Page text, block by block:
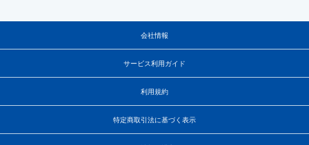
会社情報
サービス利用ガイド
利用規約
特定商取引法に基づく表示